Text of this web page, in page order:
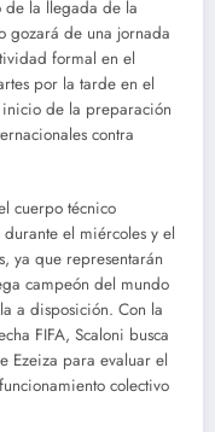
de la llegada de la
gozará de una jornada
formal en el
por la tarde en el
de la preparación
contra
cuerpo técnico
el miércoles y el
ya que representarán
campeón del mundo
a disposición. Con la
FIFA, Scaloni busca
Ezeiza para evaluar el
colectivo